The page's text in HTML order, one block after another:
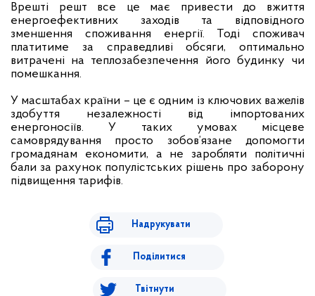
Врешті решт все це має привести до вжиття
енергоефективних заходів та відповідного
зменшення споживання енергії. Тоді споживач
платитиме за справедливі обсяги, оптимально
витрачені на теплозабезпечення його будинку чи
помешкання.
У масштабах країни – це є одним із ключових важелів
здобуття незалежності від імпортованих
енергоносіїв. У таких умовах місцеве
самоврядування просто зобов’язане допомогти
громадянам економити, а не заробляти політичні
бали за рахунок популістських рішень про заборону
підвищення тарифів.
Надрукувати
Поділитися
Твітнути